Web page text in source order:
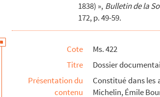
1838) », Bulletin de la
172, p. 49-59.
Cote
Ms. 422
Titre
Dossier
Présentation du
contenu
Constitué dans les
Michelin, Émile